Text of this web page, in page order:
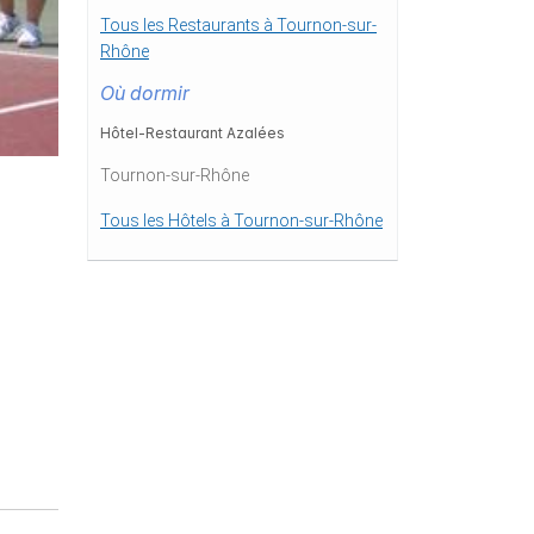
Tous les Restaurants à Tournon-sur-
Rhône
Où dormir
Hôtel-Restaurant Azalées
Tournon-sur-Rhône
Tous les Hôtels à Tournon-sur-Rhône